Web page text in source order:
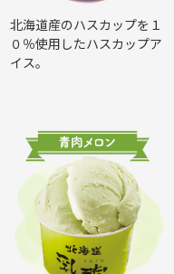
北海道産のハスカップを１
０％使用したハスカップア
イス。